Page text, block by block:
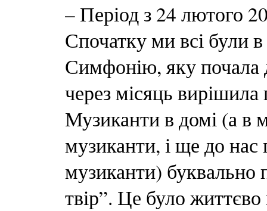
– Період з 24 лютого
Спочатку ми всі були
Симфонію, яку почала
через місяць
Музиканти в домі (а в
музиканти, і ще до нас
музиканти)
твір”. Це було життєво